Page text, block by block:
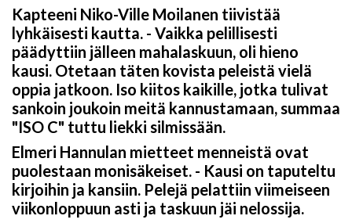
Kapteeni Niko-Ville Moilanen tiivistää
lyhkäisesti kautta. - Vaikka pelillisesti
päädyttiin jälleen mahalaskuun, oli hieno
kausi. Otetaan täten kovista peleistä vielä
oppia jatkoon. Iso kiitos kaikille, jotka tulivat
sankoin joukoin meitä kannustamaan, summaa
"ISO C" tuttu liekki silmissään.
Elmeri Hannulan mietteet menneistä ovat
puolestaan monisäkeiset. - Kausi on taputeltu
kirjoihin ja kansiin. Pelejä pelattiin viimeiseen
viikonloppuun asti ja taskuun jäi nelossija.